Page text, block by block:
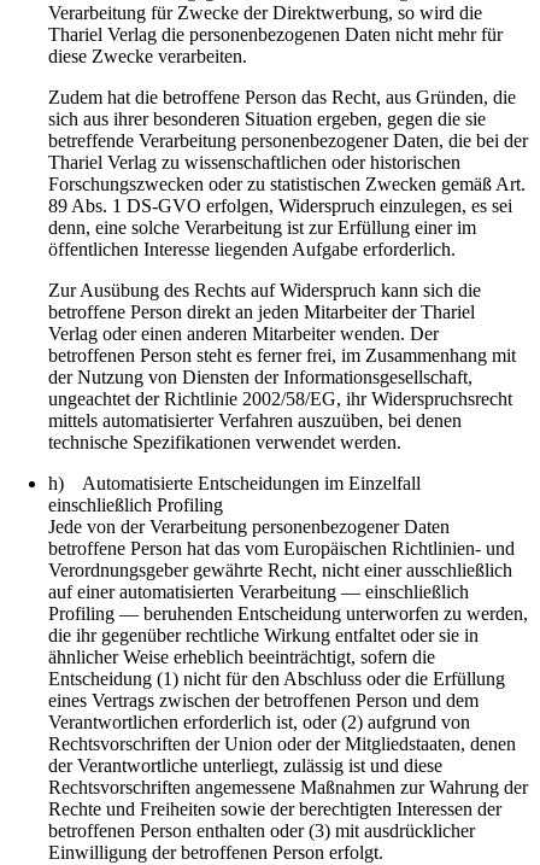
Verarbeitung für Zwecke der Direktwerbung, so wird die
Thariel Verlag die personenbezogenen Daten nicht mehr für
diese Zwecke verarbeiten.
Zudem hat die betroffene Person das Recht, aus Gründen, die
sich aus ihrer besonderen Situation ergeben, gegen die sie
betreffende Verarbeitung personenbezogener Daten, die bei der
Thariel Verlag zu wissenschaftlichen oder historischen
Forschungszwecken oder zu statistischen Zwecken gemäß Art.
89 Abs. 1 DS-GVO erfolgen, Widerspruch einzulegen, es sei
denn, eine solche Verarbeitung ist zur Erfüllung einer im
öffentlichen Interesse liegenden Aufgabe erforderlich.
Zur Ausübung des Rechts auf Widerspruch kann sich die
betroffene Person direkt an jeden Mitarbeiter der Thariel
Verlag oder einen anderen Mitarbeiter wenden. Der
betroffenen Person steht es ferner frei, im Zusammenhang mit
der Nutzung von Diensten der Informationsgesellschaft,
ungeachtet der Richtlinie 2002/58/EG, ihr Widerspruchsrecht
mittels automatisierter Verfahren auszuüben, bei denen
technische Spezifikationen verwendet werden.
h) Automatisierte Entscheidungen im Einzelfall
einschließlich Profiling
Jede von der Verarbeitung personenbezogener Daten
betroffene Person hat das vom Europäischen Richtlinien- und
Verordnungsgeber gewährte Recht, nicht einer ausschließlich
auf einer automatisierten Verarbeitung — einschließlich
Profiling — beruhenden Entscheidung unterworfen zu werden,
die ihr gegenüber rechtliche Wirkung entfaltet oder sie in
ähnlicher Weise erheblich beeinträchtigt, sofern die
Entscheidung (1) nicht für den Abschluss oder die Erfüllung
eines Vertrags zwischen der betroffenen Person und dem
Verantwortlichen erforderlich ist, oder (2) aufgrund von
Rechtsvorschriften der Union oder der Mitgliedstaaten, denen
der Verantwortliche unterliegt, zulässig ist und diese
Rechtsvorschriften angemessene Maßnahmen zur Wahrung der
Rechte und Freiheiten sowie der berechtigten Interessen der
betroffenen Person enthalten oder (3) mit ausdrücklicher
Einwilligung der betroffenen Person erfolgt.